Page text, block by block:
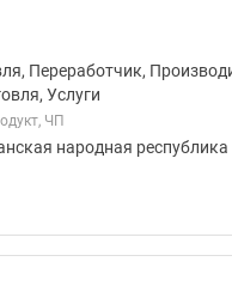
Переработчик,
Услуги
ЧП
народная республика